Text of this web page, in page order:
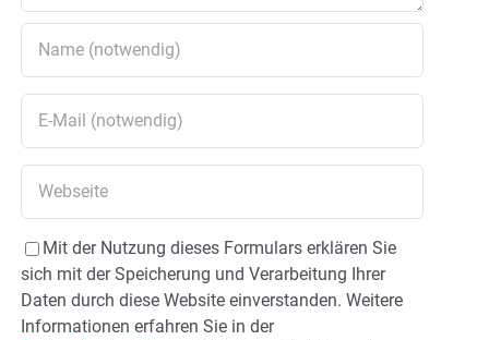
Mit der Nutzung dieses Formulars erklären Sie
sich mit der Speicherung und Verarbeitung Ihrer
Daten durch diese Website einverstanden. Weitere
Informationen erfahren Sie in der